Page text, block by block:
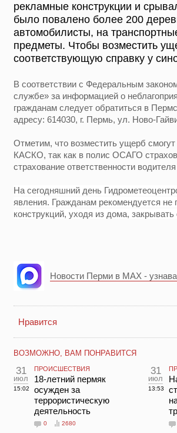
рекламные конструкции и
было повалено более 200
автомобилисты, на
предметы. Чтобы возместить
соответствующую справку у
В соответствии с Федеральным
службе» за информацией о
гражданам следует обратиться в
адресу: 614030, г. Пермь, ул. Ново-
Отметим, что возместить ущерб
КАСКО, так как в полис ОСАГО
страхование ответственности
На сегодняшний день
явления. Гражданам рекомендуется
конструкций, уходя из дома, закрывать
Новости Перми в MAX -
Нравится
ВОЗМОЖНО, ВАМ ПОНРАВИТСЯ
31
июл
15:02
ПРОИСШЕСТВИЯ
18-летний пермяк
осужден за
террористическую
деятельность
0 2680
31
июл
13:53